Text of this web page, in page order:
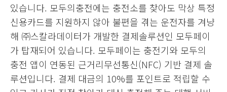
있습니다. 모두의충전에는 충전소를 찾아도 막상 특정
신용카드를 지원하지 않아 불편을 겪는 운전자를 겨냥
해 ㈜스칼라데이터가 개발한 결제솔루션인 모두페이
가 탑재되어 있습니다. 모두페이는 충전기와 모두의
충전 앱이 연동된 근거리무선통신(NFC) 기반 결제 솔
루션입니다. 결제 대금의 10%를 포인트로 적립할 수